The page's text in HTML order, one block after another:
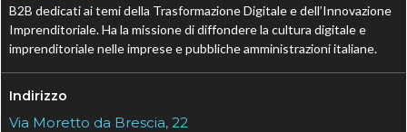
B2B dedicati ai temi della Trasformazione Digitale e dell’Innovazione
Imprenditoriale. Ha la missione di diffondere la cultura digitale e
imprenditoriale nelle imprese e pubbliche amministrazioni italiane.
Indirizzo
Via Moretto da Brescia, 22